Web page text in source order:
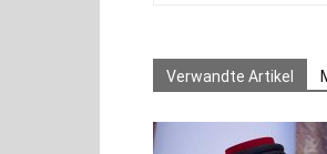
Verwandte Artikel